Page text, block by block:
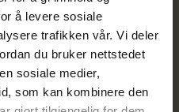
å levere sosiale
trafikken vår. Vi deler
du bruker nettstedet
sosiale medier,
som kan kombinere den
en kapasitet på 300